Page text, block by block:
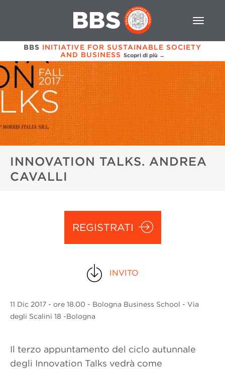
BBS INITIATIVE FOR SUSTAINABLE SOCIETY
AND BUSINESS Scopri di più →
INNOVATION TALKS. ANDREA
CAVALLI
REGISTRATI
11 Dic 2017 - ore 18.00 - Bologna Business School - Via
degli Scalini 18 -Bologna
INVITO
Il terzo appuntamento del ciclo autunnale
degli Innovation Talks vedrà come